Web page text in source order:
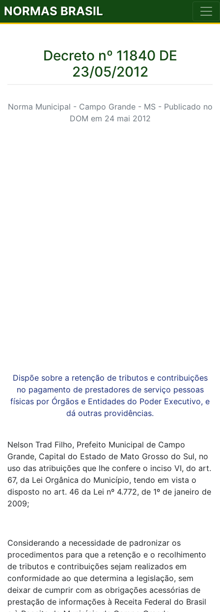
NORMAS BRASIL
Decreto nº 11840 DE
23/05/2012
Norma Municipal - Campo Grande - MS - Publicado no
DOM em 24 mai 2012
Dispõe sobre a retenção de tributos e contribuições
no pagamento de prestadores de serviço pessoas
físicas por Órgãos e Entidades do Poder Executivo, e
dá outras providências.
Nelson Trad Filho, Prefeito Municipal de Campo
Grande, Capital do Estado de Mato Grosso do Sul, no
uso das atribuições que lhe confere o inciso VI, do art.
67, da Lei Orgânica do Município, tendo em vista o
disposto no art. 46 da Lei nº 4.772, de 1º de janeiro de
2009;
Considerando a necessidade de padronizar os
procedimentos para que a retenção e o recolhimento
de tributos e contribuições sejam realizados em
conformidade ao que determina a legislação, sem
deixar de cumprir com as obrigações acessórias de
prestação de informações à Receita Federal do Brasil